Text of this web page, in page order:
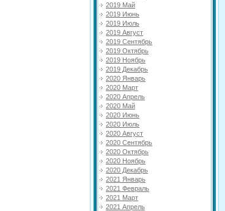
2019 Май
2019 Июнь
2019 Июль
2019 Август
2019 Сентябрь
2019 Октябрь
2019 Ноябрь
2019 Декабрь
2020 Январь
2020 Март
2020 Апрель
2020 Май
2020 Июнь
2020 Июль
2020 Август
2020 Сентябрь
2020 Октябрь
2020 Ноябрь
2020 Декабрь
2021 Январь
2021 Февраль
2021 Март
2021 Апрель